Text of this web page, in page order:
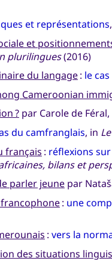
et représentations
et
plurilingues(2016)
du langage: le
Cameroonian
?par Carole de Féral,
du camfranglais, in
français : réflexions
bilans et
parler jeunepar
: une
: vers la
des situations